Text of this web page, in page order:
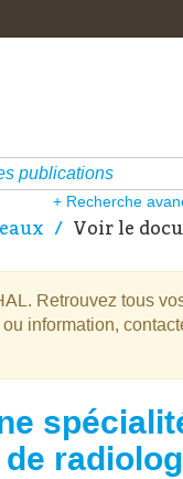
+ Recherche
Voir le
Retrouvez tous
information,